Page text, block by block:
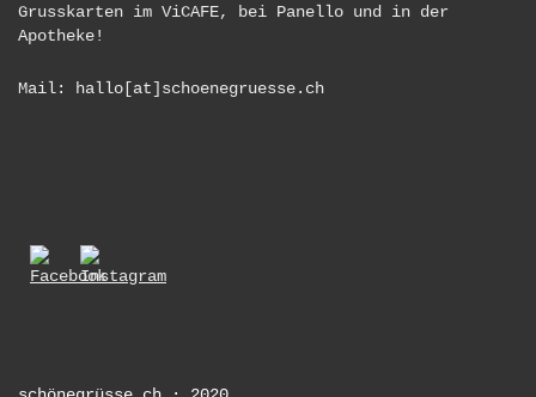
Grusskarten im ViCAFE, bei Panello und in der
Apotheke!
Mail: hallo[at]schoenegruesse.ch